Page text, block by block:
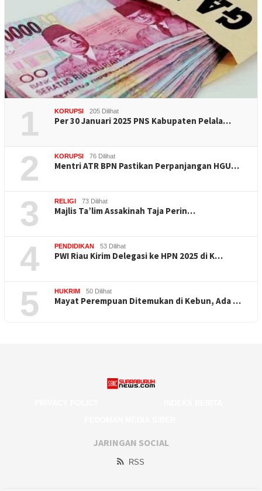
1 KORUPSI 205 Dilihat
Per 30 Januari 2025 PNS Kabupaten Pelala…
2 KORUPSI 76 Dilihat
Mentri ATR BPN Pastikan Perpanjangan HGU…
3 RELIGI 73 Dilihat
Majlis Ta’lim Assakinah Taja Perin…
4 PENDIDIKAN 53 Dilihat
PWI Riau Kirim Delegasi ke HPN 2025 di K…
5 HUKRIM 50 Dilihat
Mayat Perempuan Ditemukan di Kebun, Ada …
JARINGAN SOCIAL
RSS